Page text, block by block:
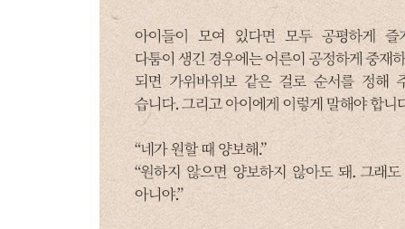
채소를 강권하지 말아야 채소를 먹습니다
굴욕감을 느끼게 하는 말
“그냥 시키는 대로 해라”
왜 규칙을 따라야 하는지 이해시켜주세요
CHAPTER 5
두려움 속에 살도록 가르쳤습니다
버리겠다고 겁주는 말